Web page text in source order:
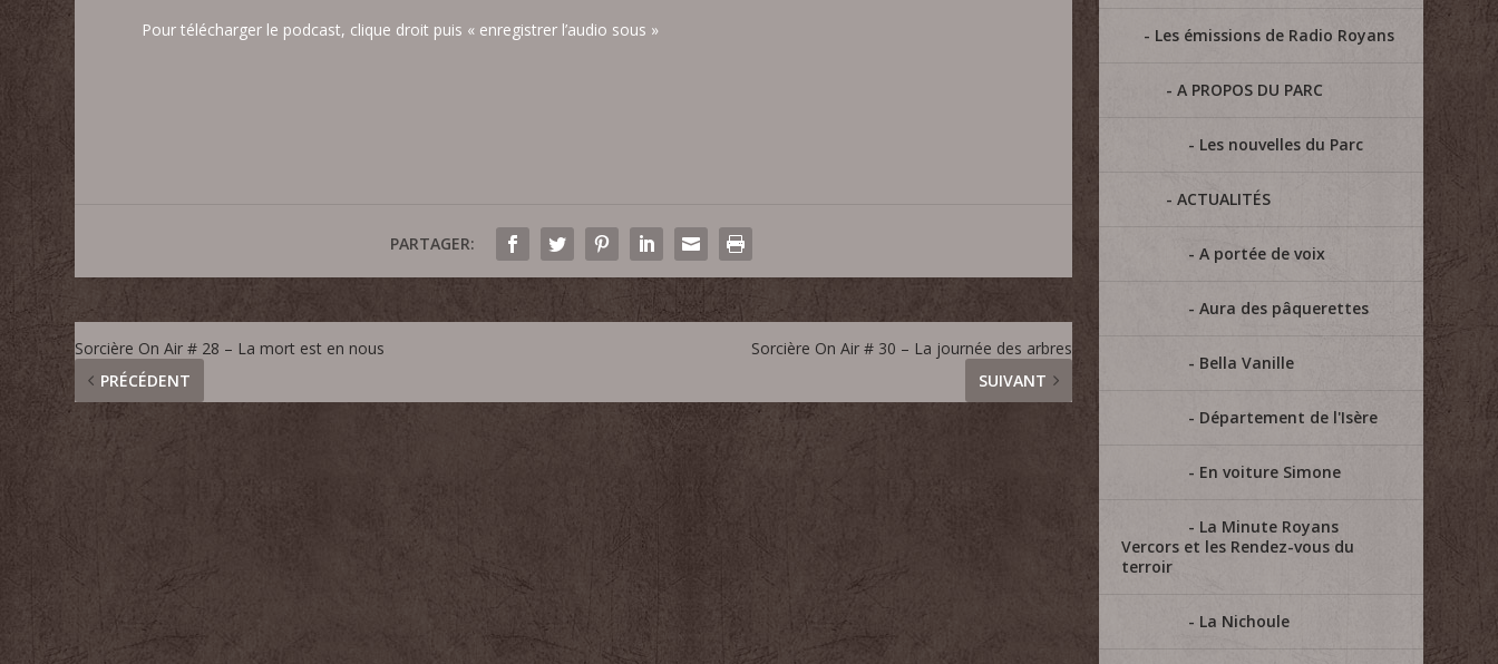
Pour télécharger le podcast, clique droit puis « enregistrer l’audio sous »
PARTAGER:
Sorcière On Air # 28 – La mort est en nous
PRÉCÉDENT
Sorcière On Air # 30 – La journée des arbres
SUIVANT
Les émissions de Radio Royans
A PROPOS DU PARC
Les nouvelles du Parc
ACTUALITÉS
A portée de voix
Aura des pâquerettes
Bella Vanille
Département de l'Isère
En voiture Simone
La Minute Royans
Vercors et les Rendez-vous du
terroir
La Nichoule